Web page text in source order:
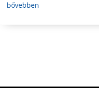
bővebben